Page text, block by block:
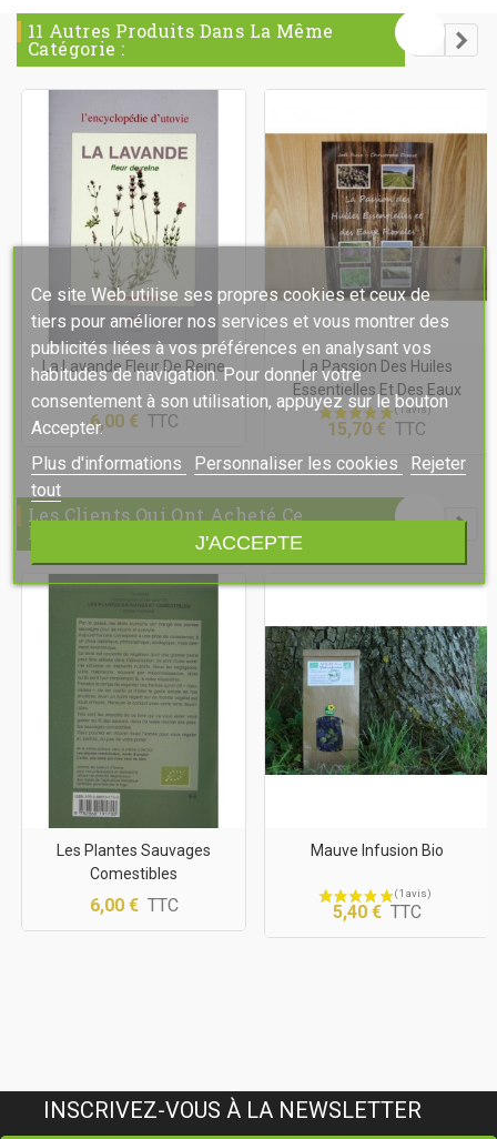
11 Autres Produits Dans La Même
Catégorie :
La Lavande Fleur De Reine
6,00 € TTC
La Passion Des Huiles
Essentielles Et Des Eaux
Florales
15,70 € TTC
Les Clients Qui Ont Acheté Ce
Produit Ont Également Acheté...
Les Plantes Sauvages
Comestibles
6,00 € TTC
Mauve Infusion Bio
5,40 € TTC
INSCRIVEZ-VOUS À LA NEWSLETTER
Ce site Web utilise ses propres cookies et ceux de
tiers pour améliorer nos services et vous montrer des
publicités liées à vos préférences en analysant vos
habitudes de navigation. Pour donner votre
consentement à son utilisation, appuyez sur le bouton
Accepter.
Plus d'informations
Personnaliser les cookies
Rejeter
tout
J'ACCEPTE